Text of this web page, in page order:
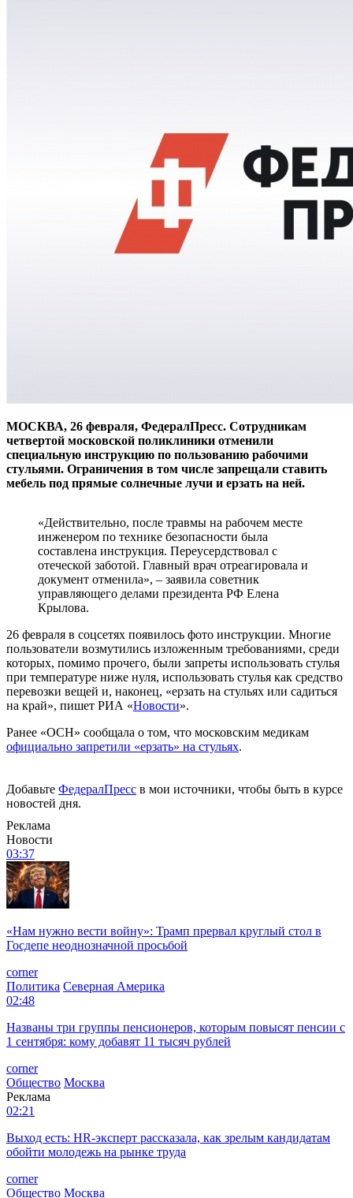
МОСКВА, 26 февраля, ФедералПресс. Сотрудникам
четвертой московской поликлиники отменили
специальную инструкцию по пользованию рабочими
стульями. Ограничения в том числе запрещали ставить
мебель под прямые солнечные лучи и ерзать на ней.
«Действительно, после травмы на рабочем месте
инженером по технике безопасности была
составлена инструкция. Переусердствовал с
отеческой заботой. Главный врач отреагировала и
документ отменила», – заявила советник
управляющего делами президента РФ Елена
Крылова.
26 февраля в соцсетях появилось фото инструкции. Многие
пользователи возмутились изложенным требованиями, среди
которых, помимо прочего, были запреты использовать стулья
при температуре ниже нуля, использовать стулья как средство
перевозки вещей и, наконец, «ерзать на стульях или садиться
на край», пишет РИА «Новости».
Ранее «ОСН» сообщала о том, что московским медикам
официально запретили «ерзать» на стульях.
Добавьте ФедералПресс в мои источники, чтобы быть в курсе
новостей дня.
Реклама
Новости
03:37
«Нам нужно вести войну»: Трамп прервал круглый стол в
Госдепе неоднозначной просьбой
corner
Политика Северная Америка
02:48
Названы три группы пенсионеров, которым повысят пенсии с
1 сентября: кому добавят 11 тысяч рублей
corner
Общество Москва
Реклама
02:21
Выход есть: HR-эксперт рассказала, как зрелым кандидатам
обойти молодежь на рынке труда
corner
Общество Москва